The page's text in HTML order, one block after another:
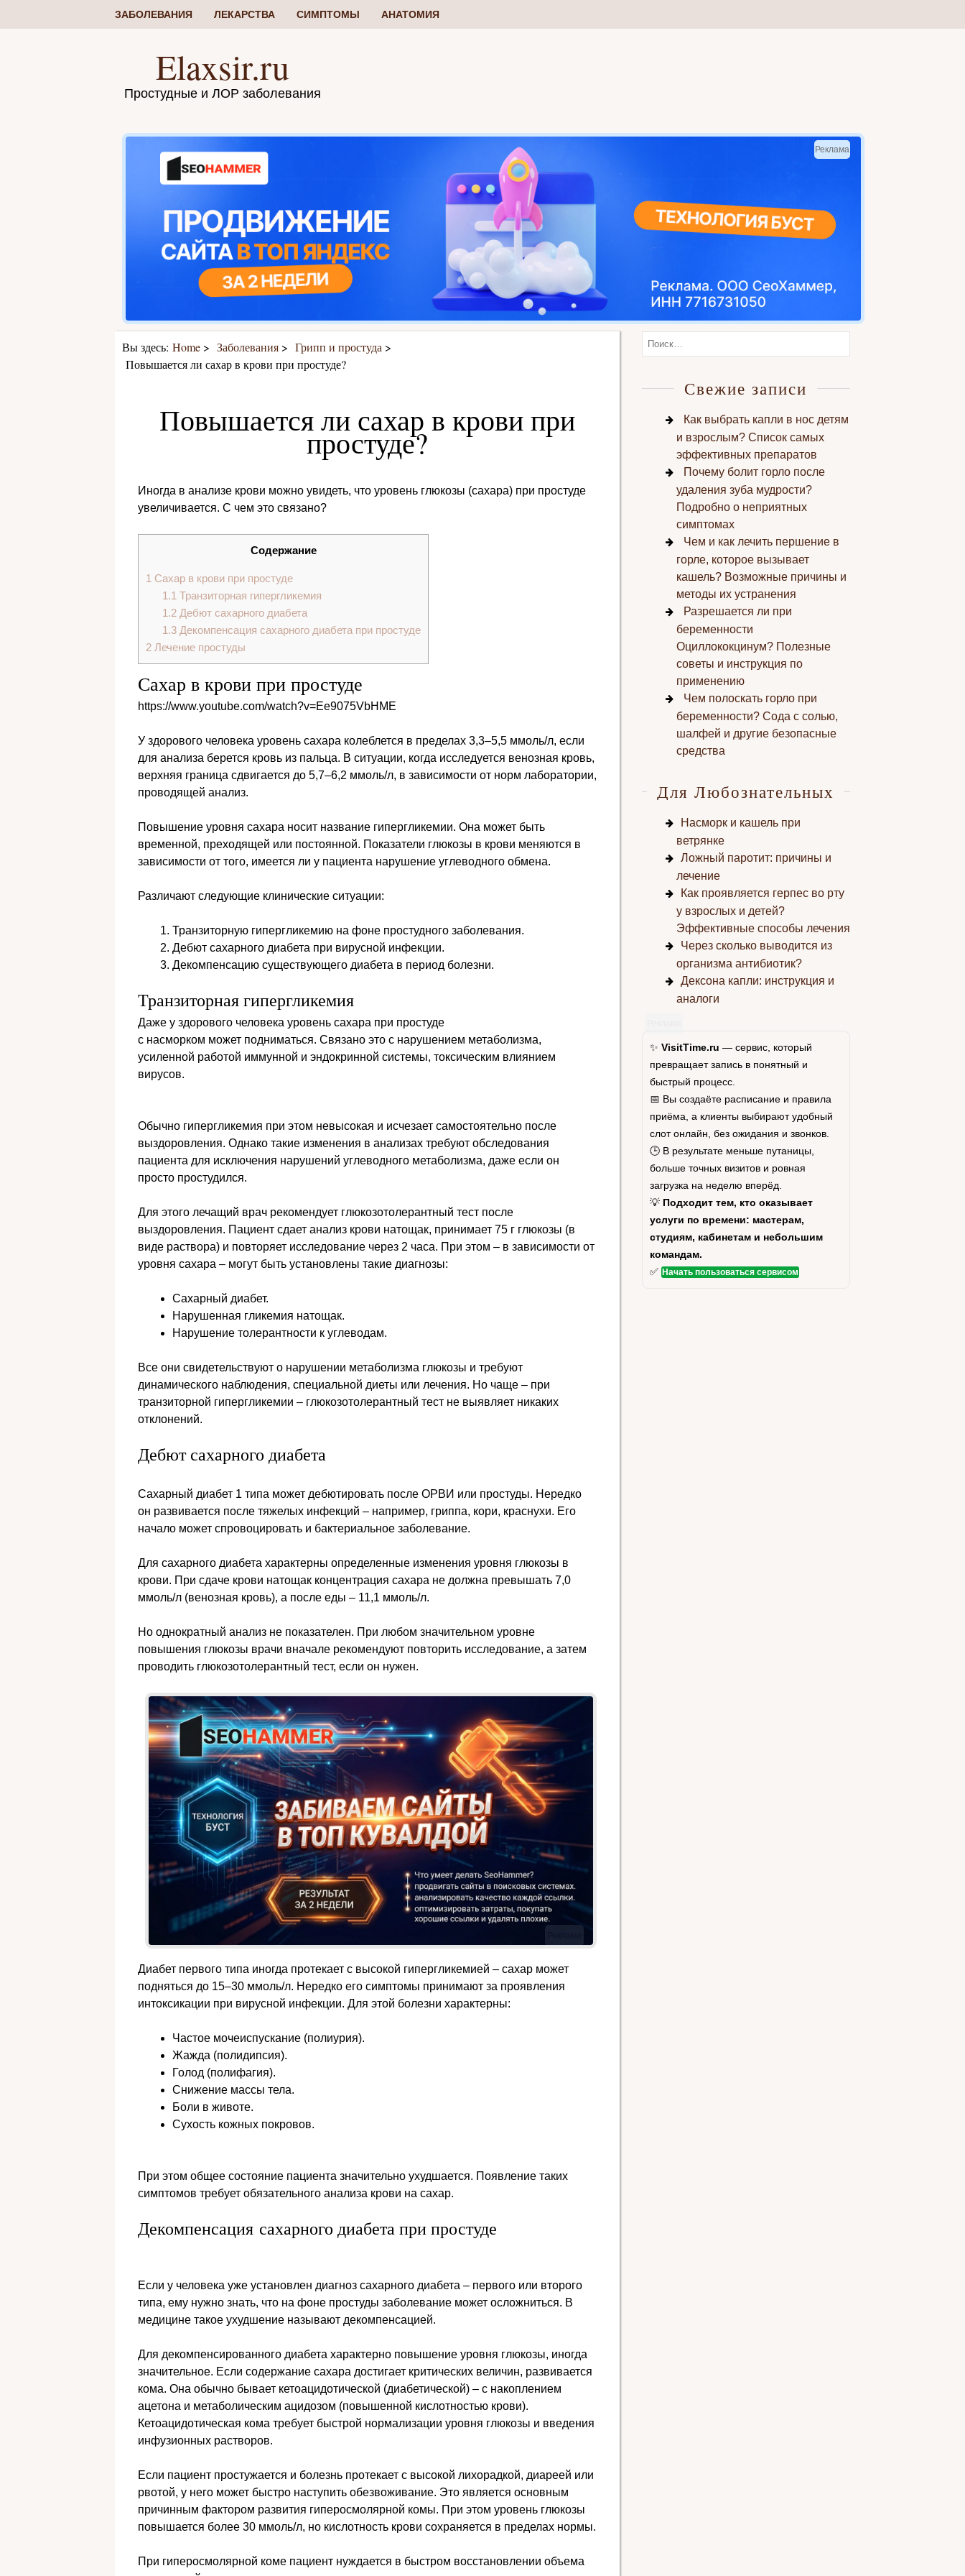
ЗАБОЛЕВАНИЯ ЛЕКАРСТВА СИМПТОМЫ АНАТОМИЯ
Elaxsir.ru
Простудные и ЛОР заболевания
Реклама
Вы здесь: Home Заболевания
Грипп и простуда
Повышается ли сахар в крови при простуде?
Повышается ли сахар в крови при
простуде?
Иногда в анализе крови можно увидеть, что уровень глюкозы (сахара) при простуде
увеличивается. С чем это связано?
Содержание
1 Сахар в крови при простуде
1.1 Транзиторная гипергликемия
1.2Дебют сахарного диабета
1.3Декомпенсация сахарного диабета при простуде
2 Лечение простуды
Сахар в крови при простуде
https://www.youtube.com/watch?v=Ee9075VbHME
У здорового человека уровень сахара колеблется в пределах 3,3–5,5 ммоль/л, если
для анализа берется кровь из пальца. В ситуации, когда исследуется венозная кровь,
верхняя граница сдвигается до 5,7–6,2 ммоль/л, в зависимости от норм лаборатории,
проводящей анализ.
Повышение уровня сахара носит название гипергликемии. Она может быть
временной, преходящей или постоянной. Показатели глюкозы в крови меняются в
зависимости от того, имеется ли у пациента нарушение углеводного обмена.
Различают следующие клинические ситуации:
Транзиторную гипергликемию на фоне простудного заболевания.
Дебют сахарного диабета при вирусной инфекции.
Декомпенсацию существующего диабета в период болезни.
Транзиторная гипергликемия
Даже у здорового человека уровень сахара при простуде
с насморком может подниматься. Связано это с нарушением метаболизма,
усиленной работой иммунной и эндокринной системы, токсическим влиянием
вирусов.
Обычно гипергликемия при этом невысокая и исчезает самостоятельно после
выздоровления. Однако такие изменения в анализах требуют обследования
пациента для исключения нарушений углеводного метаболизма, даже если он
просто простудился.
Для этого лечащий врач рекомендует глюкозотолерантный тест после
выздоровления. Пациент сдает анализ крови натощак, принимает 75 г глюкозы (в
виде раствора) и повторяет исследование через 2 часа. При этом – в зависимости от
уровня сахара – могут быть установлены такие диагнозы:
Сахарный диабет.
Нарушенная гликемия натощак.
Нарушение толерантности к углеводам.
Все они свидетельствуют о нарушении метаболизма глюкозы и требуют
динамического наблюдения, специальной диеты или лечения. Но чаще – при
транзиторной гипергликемии – глюкозотолерантный тест не выявляет никаких
отклонений.
Дебют сахарного диабета
Сахарный диабет 1 типа может дебютировать после ОРВИ или простуды. Нередко
он развивается после тяжелых инфекций – например, гриппа, кори, краснухи. Его
начало может спровоцировать и бактериальное заболевание.
Для сахарного диабета характерны определенные изменения уровня глюкозы в
крови. При сдаче крови натощак концентрация сахара не должна превышать 7,0
ммоль/л (венозная кровь), а после еды – 11,1 ммоль/л.
Но однократный анализ не показателен. При любом значительном уровне
повышения глюкозы врачи вначале рекомендуют повторить исследование, а затем
проводить глюкозотолерантный тест, если он нужен.
Диабет первого типа иногда протекает с высокой гипергликемией – сахар может
подняться до 15–30 ммоль/л. Нередко его симптомы принимают за проявления
интоксикации при вирусной инфекции. Для этой болезни характерны:
Частое мочеиспускание (полиурия).
Жажда (полидипсия).
Голод (полифагия).
Снижение массы тела.
Боли в животе.
Сухость кожных покровов.
При этом общее состояние пациента значительно ухудшается. Появление таких
симптомов требует обязательного анализа крови на сахар.
Декомпенсация сахарного диабета при простуде
Если у человека уже установлен диагноз сахарного диабета – первого или второго
типа, ему нужно знать, что на фоне простуды заболевание может осложниться. В
медицине такое ухудшение называют декомпенсацией.
Для декомпенсированного диабета характерно повышение уровня глюкозы, иногда
значительное. Если содержание сахара достигает критических величин, развивается
кома. Она обычно бывает кетоацидотической (диабетической) – с накоплением
ацетона и метаболическим ацидозом (повышенной кислотностью крови).
Кетоацидотическая кома требует быстрой нормализации уровня глюкозы и введения
инфузионных растворов.
Если пациент простужается и болезнь протекает с высокой лихорадкой, диареей или
рвотой, у него может быстро наступить обезвоживание. Это является основным
причинным фактором развития гиперосмолярной комы. При этом уровень глюкозы
повышается более 30 ммоль/л, но кислотность крови сохраняется в пределах нормы.
При гиперосмолярной коме пациент нуждается в быстром восстановлении объема
Свежие записи
Как выбрать капли в нос детям
и взрослым? Список самых
эффективных препаратов
Почему болит горло после
удаления зуба мудрости?
Подробно о неприятных
симптомах
Чем и как лечить першение в
горле, которое вызывает
кашель? Возможные причины и
методы их устранения
Разрешается ли при
беременности
Оциллококцинум? Полезные
советы и инструкция по
применению
Чем полоскать горло при
беременности? Сода с солью,
шалфей и другие безопасные
средства
Для Любознательных
Насморк и кашель при
ветрянке
Ложный паротит: причины и
лечение
Как проявляется герпес во рту
у взрослых и детей?
Эффективные способы лечения
Через сколько выводится из
организма антибиотик?
Дексона капли: инструкция и
аналоги
✨ VisitTime.ru — сервис, который
превращает запись в понятный и
быстрый процесс.
📅 Вы создаёте расписание и правила
приёма, а клиенты выбирают удобный
слот онлайн, без ожидания и звонков.
🕒 В результате меньше путаницы,
больше точных визитов и ровная
загрузка на неделю вперёд.
💡 Подходит тем, кто оказывает
услуги по времени: мастерам,
студиям, кабинетам и небольшим
командам.
✅ Начать пользоваться сервисом